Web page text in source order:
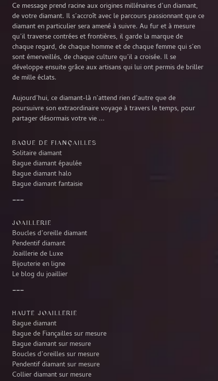
Ce message prend racine aux origines millénaires d’un diamant,
de votre diamant. Il s’accroît avec le parcours passionnant que ce
diamant en particulier sera amené à suivre. Au fur et à mesure
qu’il traverse contrées et frontières, il garde la marque de
chaque regard, de chaque homme et de chaque femme qui s’en
sont émerveillés, de chaque culture qu’il a croisée. Il se
développe ensuite grâce aux artisans qui lui ont permis de briller
de mille éclats.
Aujourd’hui, ce diamant-là n’attend rien d’autre que de
poursuivre son extraordinaire voyage à travers le temps, pour
partager désormais votre vie ...
BAGUE DE FIANÇAILLES
Solitaire diamant
Bague diamant épaulée
Bague diamant halo
Bague diamant fantaisie
JOAILLERIE
Boucles d’oreille diamant
Pendentif diamant
Joaillerie de Luxe
Bijouterie en ligne
Le blog du joaillier
HAUTE JOAILLERIE
Bague diamant
Bague de Fiançailles sur mesure
Bague diamant sur mesure
Boucles d’oreilles sur mesure
Pendentif diamant sur mesure
Collier diamant sur mesure